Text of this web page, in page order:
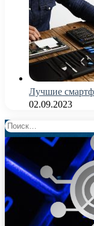
Лучшие
02.09.2023
Найти: